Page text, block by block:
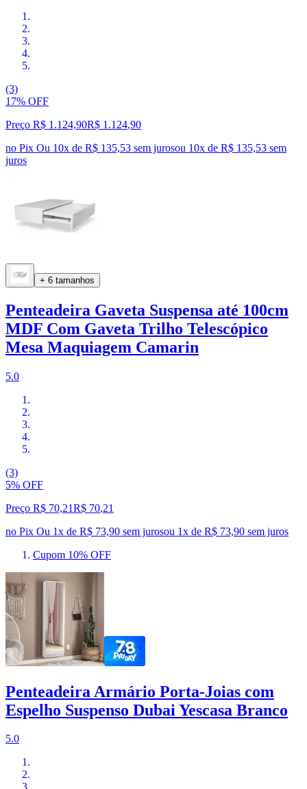
(3)
17% OFF
Preço R$ 1.124,90R$ 1.124,90
no Pix Ou 10x de R$ 135,53 sem jurosou 10x de R$ 135,53 sem
juros
+ 6 tamanhos
Penteadeira Gaveta Suspensa até 100cm
MDF Com Gaveta Trilho Telescópico
Mesa Maquiagem Camarin
5.0
(3)
5% OFF
Preço R$ 70,21R$ 70,21
no Pix Ou 1x de R$ 73,90 sem jurosou 1x de R$ 73,90 sem juros
Cupom 10% OFF
Penteadeira Armário Porta-Joias com
Espelho Suspenso Dubai Yescasa Branco
5.0